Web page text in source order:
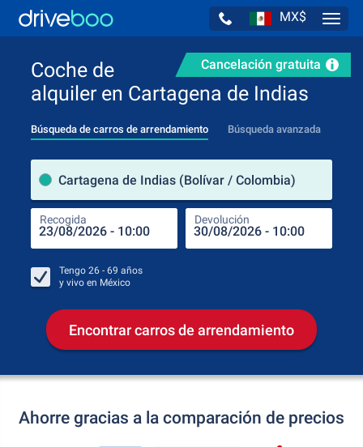
MX$
Cancelación gratuita
Coche de
alquiler en Cartagena de Indias
Búsqueda de carros de arrendamiento Búsqueda avanzada
Cartagena de Indias (Bolívar / Colombia)
Recogida Devolución
Tengo 26 - 69 años
y vivo en México
Encontrar carros de arrendamiento
Ahorre gracias a la comparación de precios